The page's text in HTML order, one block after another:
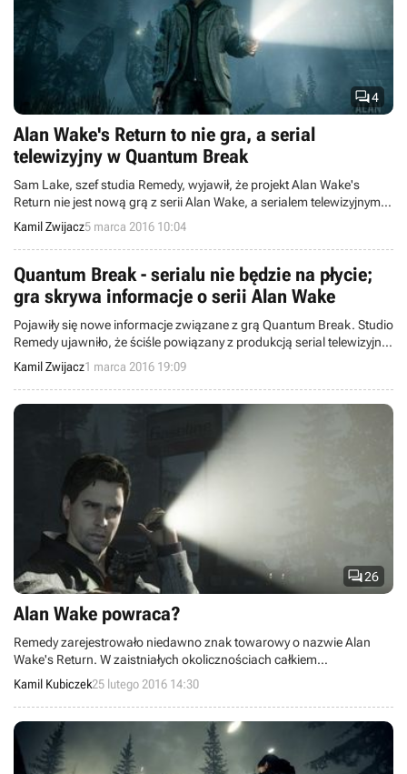
4
Alan Wake's Return to nie gra, a serial
telewizyjny w Quantum Break
Sam Lake, szef studia Remedy, wyjawił, że projekt Alan Wake's
Return nie jest nową grą z serii Alan Wake, a serialem telewizyjnym,
który obejrzymy w nadchodzącej strzelance Quantum Break.
Kamil Zwijacz5 marca 2016 10:04
Quantum Break - serialu nie będzie na płycie;
gra skrywa informacje o serii Alan Wake
Pojawiły się nowe informacje związane z grą Quantum Break. Studio
Remedy ujawniło, że ściśle powiązany z produkcją serial telewizyjny
nie znajdzie się na płycie i będziemy go streamować z sieci.
Dodatkowo okazało się, że w nowym tytule umieszczono easter eggi
dotyczące cyklu Alan Wake oraz zwiastun projektu Alan Wake's
Return.
Kamil Zwijacz1 marca 2016 19:09
26
Alan Wake powraca?
Remedy zarejestrowało niedawno znak towarowy o nazwie Alan
Wake's Return. W zaistniałych okolicznościach całkiem
prawdopodobna wydaje się być kontynuacja przygód tytułowego
Kamil Kubiczek25 lutego 2016 14:30